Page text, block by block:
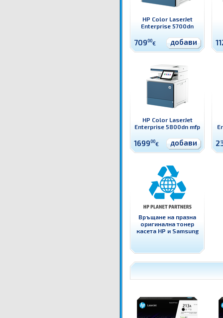
HP Color LaserJet
Enterprise 5700dn
70900€ добави
HP Color LaserJet
Enterprise 5800dn mfp
169900€ добави
Връщане на празна
оригинална тонер
касета HP и Samsung